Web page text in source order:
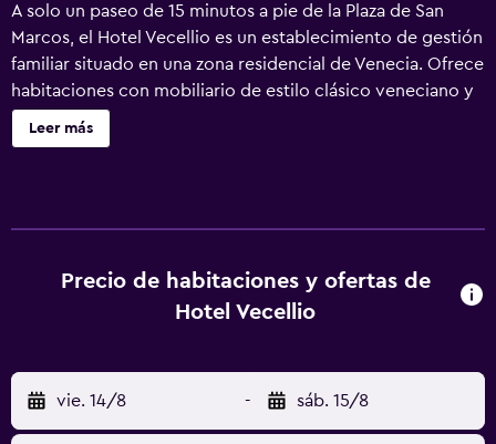
A solo un paseo de 15 minutos a pie de la Plaza de San
Marcos, el Hotel Vecellio es un establecimiento de gestión
familiar situado en una zona residencial de Venecia. Ofrece
habitaciones con mobiliario de estilo clásico veneciano y
conexión inalámbrica a internet gratuita. Las habitaciones
del Vecellio Hotel disponen de aire acondicionado, techos
la estación de Santa Lucía. Los ferrys que van hasta la isla
de Murano salen desde el muelle Fondamenta Nuove, a
Leer más
Precio de habitaciones y ofertas de
Hotel Vecellio
vie. 14/8 - sáb. 15/8